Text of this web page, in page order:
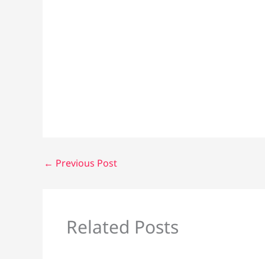
← Previous Post
Related Posts